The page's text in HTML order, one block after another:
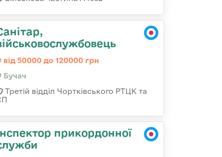
від 50000 до 120000 грн
Бучач
Третій відділ Чортківського РТЦК та
прикордонної